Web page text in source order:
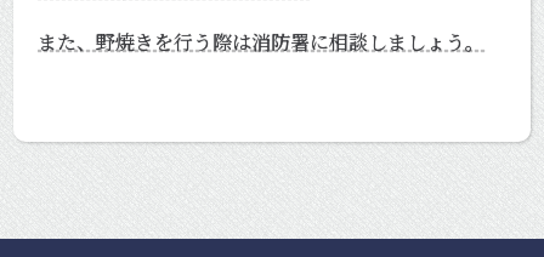
また、野焼きを行う際は消防署に相談しましょう。